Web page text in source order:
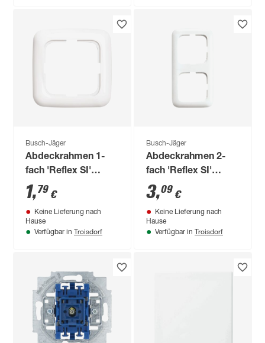
Busch-Jäger
Abdeckrahmen 1-
fach 'Reflex SI'
alpinweiß
1,79 €
Keine Lieferung nach
Hause
Verfügbar in Troisdorf
Busch-Jäger
Abdeckrahmen 2-
fach 'Reflex SI'
alpinweiß
3,09 €
Keine Lieferung nach
Hause
Verfügbar in Troisdorf